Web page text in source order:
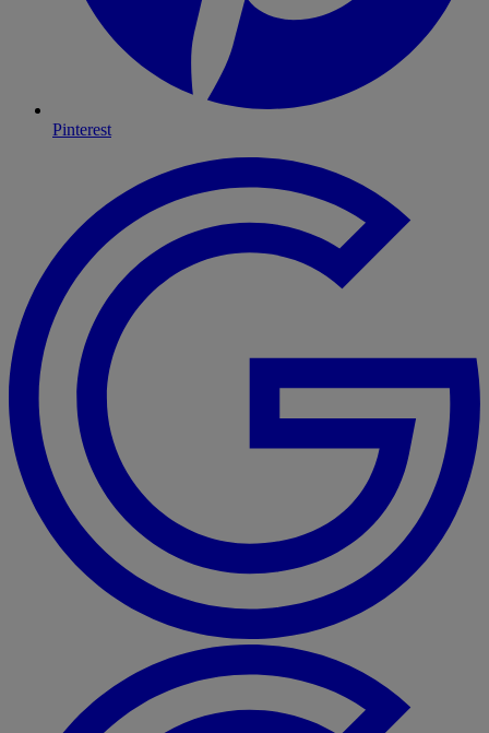
Pinterest